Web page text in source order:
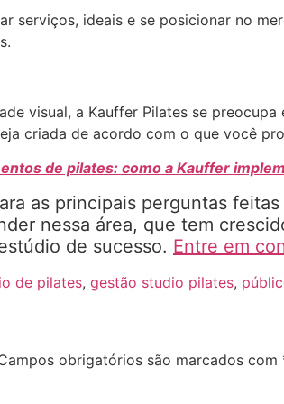
serviços, ideais e se posicionar no
visual, a Kauffer Pilates se
criada de acordo com o que você
de pilates: como a Kauffer
as principais perguntas
nessa área, que tem
de sucesso. Entre em
de pilates, gestão studio pilates,
obrigatórios são marcados com